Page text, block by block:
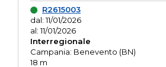
R2615003
dal: 11/01/2026
al: 11/01/2026
Interregionale
Campania: Benevento (BN)
18 m